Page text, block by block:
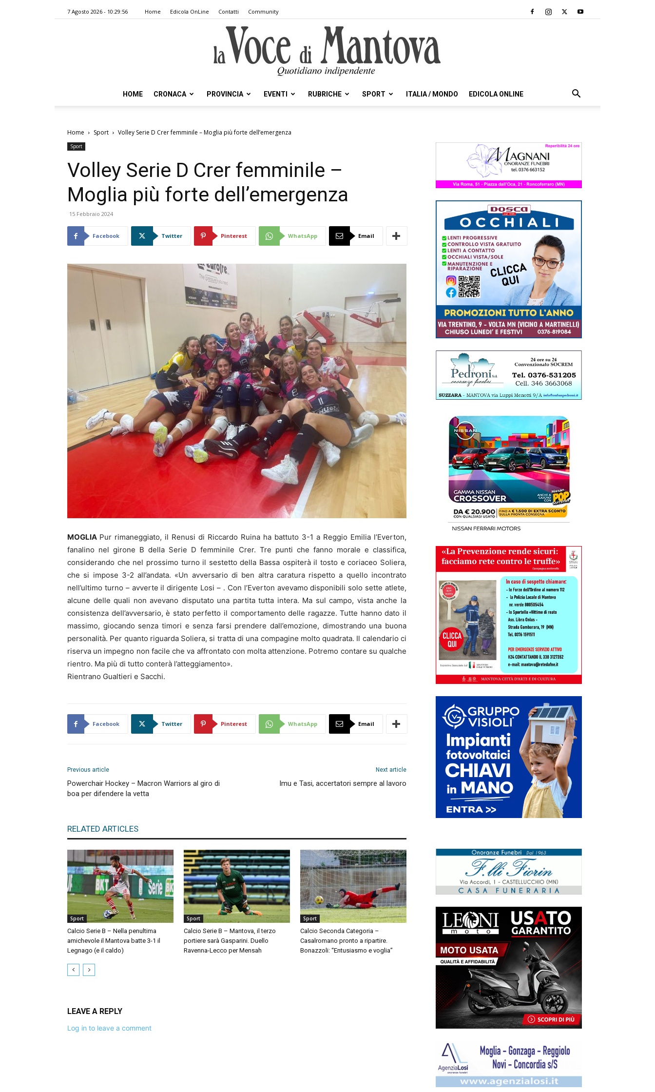
7 Agosto 2026 - 10:29:56 Home Edicola OnLine Contatti Community
Voce
Mantova
HOME CRONACA PROVINCIA EVENTI RUBRICHE SPORT ITALIA / MONDO EDICOLA ONLINE
Home Sport Volley Serie D Crer femminile – Moglia più forte dell’emergenza
Sport
Volley Serie D Crer femminile –
Moglia più forte dell’emergenza
15 Febbraio 2024
Facebook Twitter Pinterest WhatsApp Email
MOGLIA Pur rimaneggiato, il Renusi di Riccardo Ruina ha battuto 3-1 a Reggio Emilia l’Everton,
fanalino nel girone B della Serie D femminile Crer. Tre punti che fanno morale e classifica,
considerando che nel prossimo turno il sestetto della Bassa ospiterà il tosto e coriaceo Soliera,
che si impose 3-2 all’andata. «Un avversario di ben altra caratura rispetto a quello incontrato
nell’ultimo turno – avverte il dirigente Losi – . Con l’Everton avevamo disponibili solo sette atlete,
alcune delle quali non avevano disputato una partita tutta intera. Ma sul campo, vista anche la
consistenza dell’avversario, è stato perfetto il comportamento delle ragazze. Tutte hanno dato il
massimo, giocando senza timori e senza farsi prendere dall’emozione, dimostrando una buona
personalità. Per quanto riguarda Soliera, si tratta di una compagine molto quadrata. Il calendario ci
riserva un impegno non facile che va affrontato con molta attenzione. Potremo contare su qualche
rientro. Ma più di tutto conterà l’atteggiamento».
Rientrano Gualtieri e Sacchi.
Facebook Twitter Pinterest WhatsApp Email
Previous article
Powerchair Hockey – Macron Warriors al giro di
boa per difendere la vetta
Next article
Imu e Tasi, accertatori sempre al lavoro
RELATED ARTICLES
Sport
Calcio Serie B – Nella penultima
amichevole il Mantova batte 3-1 il
Legnago (e il caldo)
Sport
Calcio Serie B – Mantova, il terzo
portiere sarà Gasparini. Duello
Ravenna-Lecco per Mensah
Sport
Calcio Seconda Categoria –
Casalromano pronto a ripartire.
Bonazzoli: “Entusiasmo e voglia”
LEAVE A REPLY
Log in to leave a comment